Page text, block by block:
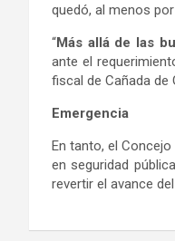
quedó, al menos
“Más allá de las
ante el
fiscal de Cañada de
Emergencia
En tanto, el
en seguridad
revertir el avance